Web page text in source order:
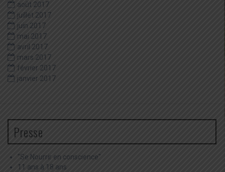
août 2017
juillet 2017
juin 2017
mai 2017
avril 2017
mars 2017
février 2017
janvier 2017
Presse
"Se Nourrir en conscience"
11 ans à 18 ans